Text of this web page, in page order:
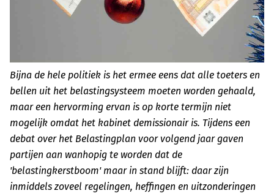
Bijna de hele politiek is het ermee eens dat alle toeters en
bellen uit het belastingsysteem moeten worden gehaald,
maar een hervorming ervan is op korte termijn niet
mogelijk omdat het kabinet demissionair is. Tijdens een
debat over het Belastingplan voor volgend jaar gaven
partijen aan wanhopig te worden dat de
'belastingkerstboom' maar in stand blijft: daar zijn
inmiddels zoveel regelingen, heffingen en uitzonderingen